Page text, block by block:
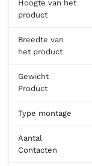
Hoogte van het
product
Breedte van
het product
Gewicht
Product
Type montage
Aantal
Contacten